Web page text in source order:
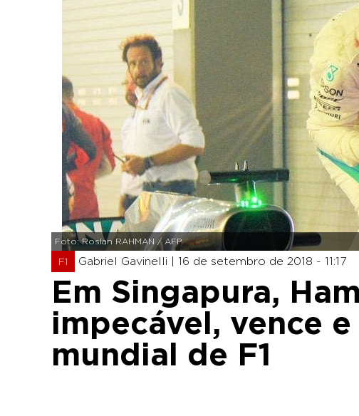
Foto: Roslan RAHMAN / AFP
F1 Gabriel Gavinelli | 16 de setembro de 2018 - 11:17
Em Singapura,
impecável, vence
mundial de F1